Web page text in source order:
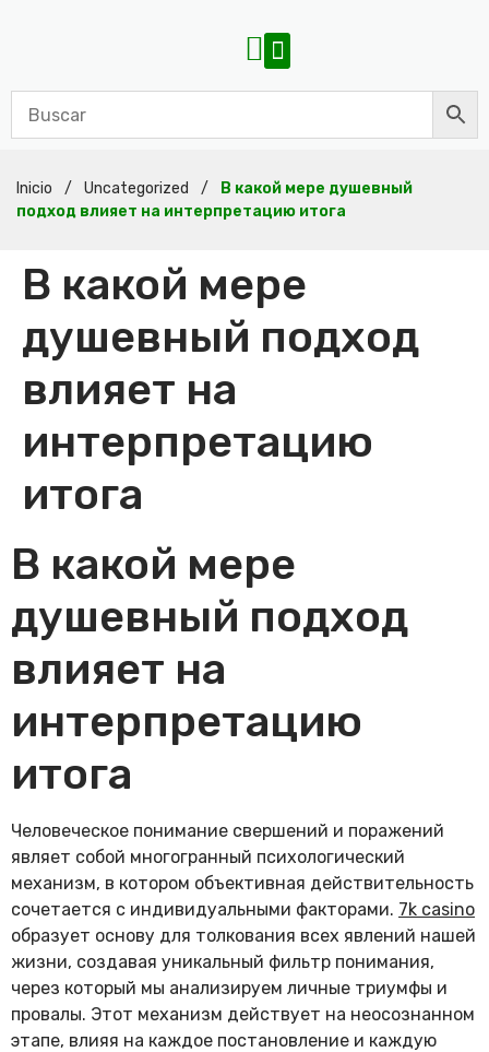
Inicio / Uncategorized /
В какой мере душевный
подход влияет на интерпретацию итога
В какой мере
душевный подход
влияет на
интерпретацию
итога
В какой мере
душевный подход
влияет на
интерпретацию
итога
Человеческое понимание свершений и поражений
являет собой многогранный психологический
механизм, в котором объективная действительность
сочетается с индивидуальными факторами. 7k casino
образует основу для толкования всех явлений нашей
жизни, создавая уникальный фильтр понимания,
через который мы анализируем личные триумфы и
провалы. Этот механизм действует на неосознанном
этапе, влияя на каждое постановление и каждую